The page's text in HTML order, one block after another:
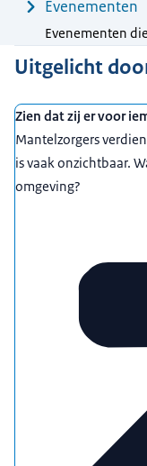
Evenementen
Evenementen
Uitgelicht
Zien dat zij er voor
Mantelzorgers
is vaak onzichtbaar.
omgeving?